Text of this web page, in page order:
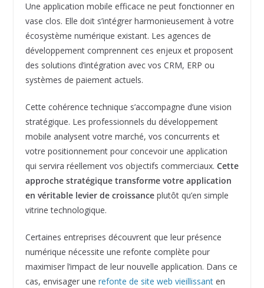
Une application mobile efficace ne peut fonctionner en
vase clos. Elle doit s’intégrer harmonieusement à votre
écosystème numérique existant. Les agences de
développement comprennent ces enjeux et proposent
des solutions d’intégration avec vos CRM, ERP ou
systèmes de paiement actuels.
Cette cohérence technique s’accompagne d’une vision
stratégique. Les professionnels du développement
mobile analysent votre marché, vos concurrents et
votre positionnement pour concevoir une application
qui servira réellement vos objectifs commerciaux. Cette
approche stratégique transforme votre application
en véritable levier de croissanceplutôt qu’en simple
vitrine technologique.
Certaines entreprises découvrent que leur présence
numérique nécessite une refonte complète pour
maximiser l’impact de leur nouvelle application. Dans ce
cas, envisager une refonte de site web vieillissanten